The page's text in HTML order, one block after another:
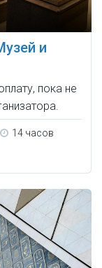
и
пока не
14 часов